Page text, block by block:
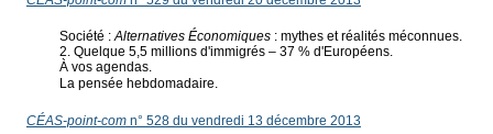
Société :Alternatives Économiques: mythes et réalités méconnues.
2. Quelque 5,5 millions d'immigrés – 37 % d'Européens.
À vos agendas.
La pensée hebdomadaire.
CÉAS-point-comn° 528 du vendredi 13 décembre 2013